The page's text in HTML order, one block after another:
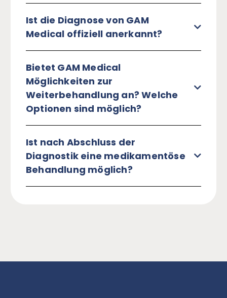
Ist die Diagnose von GAM
Medical offiziell anerkannt?
Bietet GAM Medical
Möglichkeiten zur
Weiterbehandlung an? Welche
Optionen sind möglich?
Ist nach Abschluss der
Diagnostik eine medikamentöse
Behandlung möglich?